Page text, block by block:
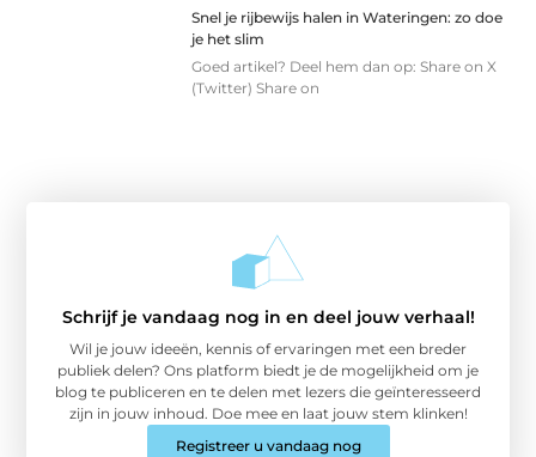
Snel je rijbewijs halen in Wateringen: zo doe
je het slim
Goed artikel? Deel hem dan op: Share on X
(Twitter) Share on
Schrijf je vandaag nog in en deel jouw verhaal!
Wil je jouw ideeën, kennis of ervaringen met een breder
publiek delen? Ons platform biedt je de mogelijkheid om je
blog te publiceren en te delen met lezers die geïnteresseerd
zijn in jouw inhoud. Doe mee en laat jouw stem klinken!
Registreer u vandaag nog